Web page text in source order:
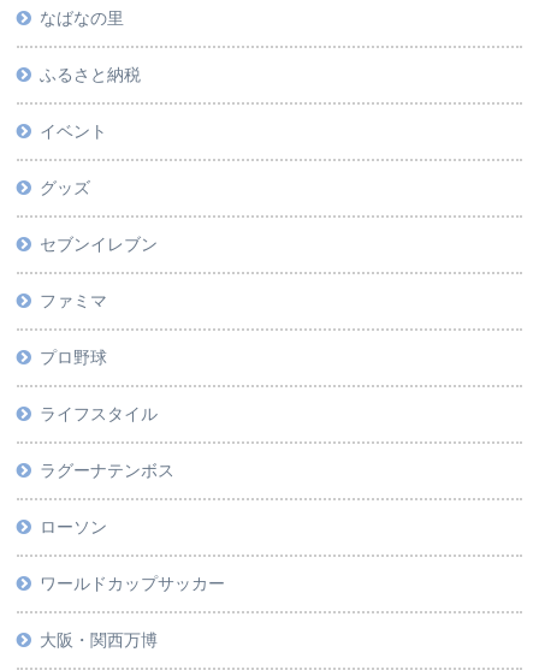
なばなの里
ふるさと納税
イベント
グッズ
セブンイレブン
ファミマ
プロ野球
ライフスタイル
ラグーナテンボス
ローソン
ワールドカップサッカー
大阪・関西万博